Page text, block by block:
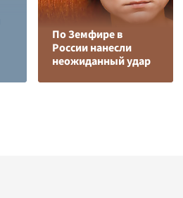
По Земфире в
России нанесли
неожиданный удар